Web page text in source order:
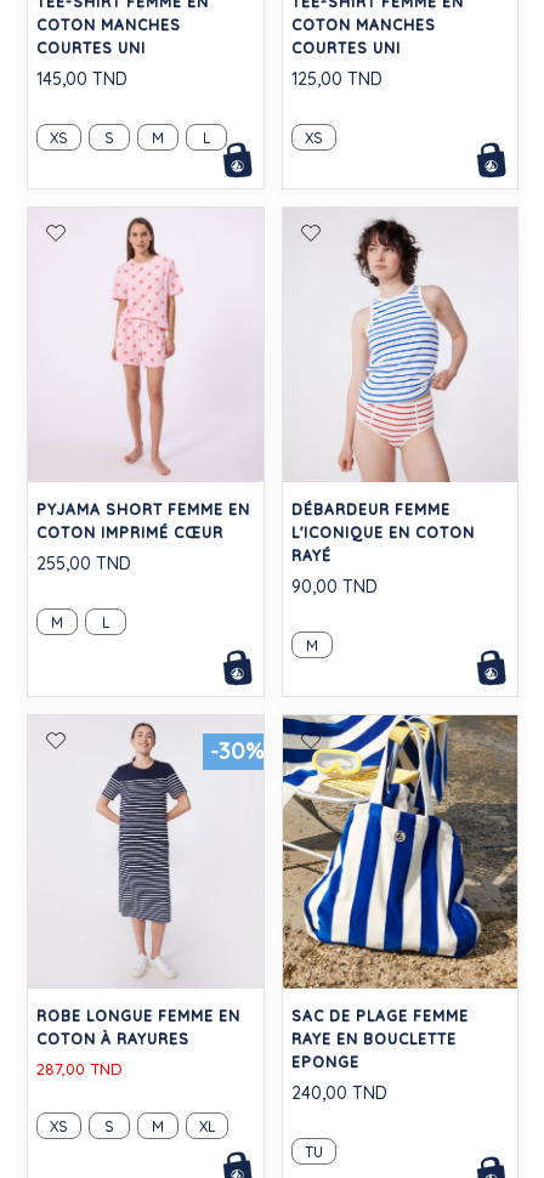
COTON MANCHES
COURTES UNI
145,00 TND
XS S M L
COTON MANCHES
COURTES UNI
125,00 TND
XS
PYJAMA SHORT FEMME EN
COTON IMPRIMÉ CŒUR
255,00 TND
M L
DÉBARDEUR FEMME
L'ICONIQUE EN COTON
RAYÉ
90,00 TND
M
-30%
ROBE LONGUE FEMME EN
COTON À RAYURES
287,00 TND
XS S M XL
SAC DE PLAGE FEMME
RAYE EN BOUCLETTE
EPONGE
240,00 TND
TU